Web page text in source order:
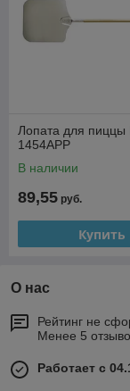
Лопата для пиццы
1454APP
В наличии
89,55 руб.
Купить
О нас
Рейтинг не
Менее 5
Работает с